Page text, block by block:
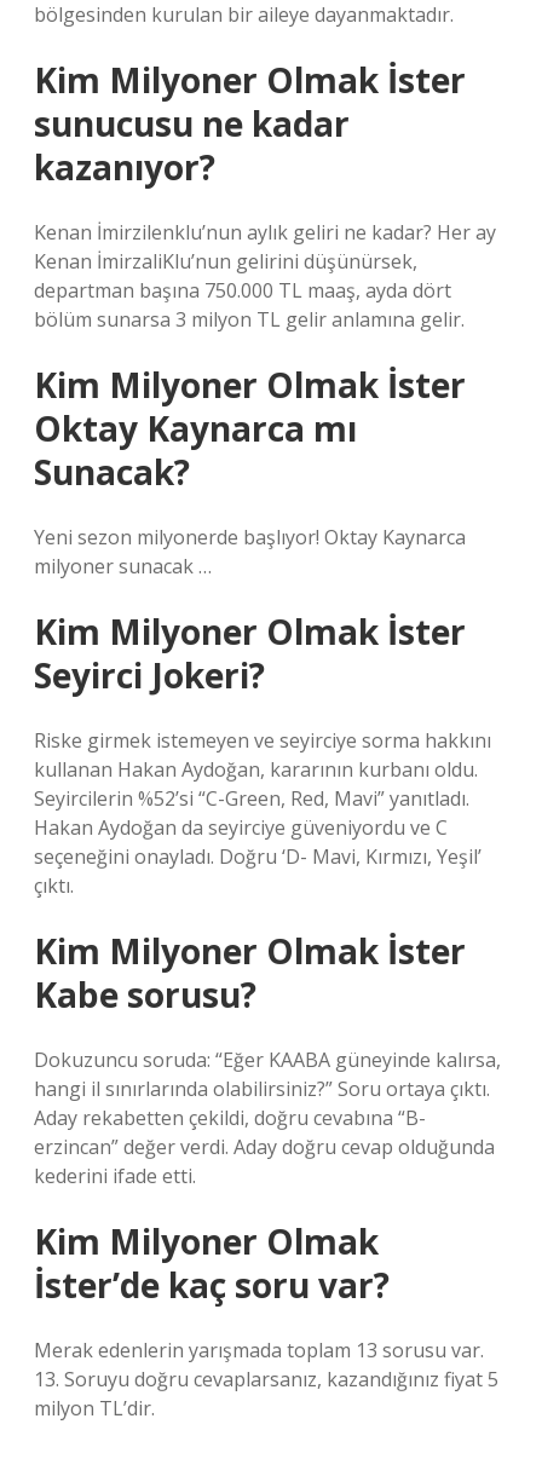
bölgesinden kurulan bir aileye dayanmaktadır.
Kim Milyoner Olmak İster
sunucusu ne kadar
kazanıyor?
Kenan İmirzilenklu’nun aylık geliri ne kadar? Her ay
Kenan İmirzaliKlu’nun gelirini düşünürsek,
departman başına 750.000 TL maaş, ayda dört
bölüm sunarsa 3 milyon TL gelir anlamına gelir.
Kim Milyoner Olmak İster
Oktay Kaynarca mı
Sunacak?
Yeni sezon milyonerde başlıyor! Oktay Kaynarca
milyoner sunacak …
Kim Milyoner Olmak İster
Seyirci Jokeri?
Riske girmek istemeyen ve seyirciye sorma hakkını
kullanan Hakan Aydoğan, kararının kurbanı oldu.
Seyircilerin %52’si “C-Green, Red, Mavi” yanıtladı.
Hakan Aydoğan da seyirciye güveniyordu ve C
seçeneğini onayladı. Doğru ‘D- Mavi, Kırmızı, Yeşil’
çıktı.
Kim Milyoner Olmak İster
Kabe sorusu?
Dokuzuncu soruda: “Eğer KAABA güneyinde kalırsa,
hangi il sınırlarında olabilirsiniz?” Soru ortaya çıktı.
Aday rekabetten çekildi, doğru cevabına “B-
erzincan” değer verdi. Aday doğru cevap olduğunda
kederini ifade etti.
Kim Milyoner Olmak
İster’de kaç soru var?
Merak edenlerin yarışmada toplam 13 sorusu var.
13. Soruyu doğru cevaplarsanız, kazandığınız fiyat 5
milyon TL’dir.